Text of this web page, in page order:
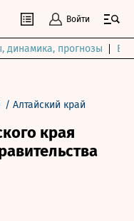
Войти
динамика, прогнозы
/ Алтайский край
края